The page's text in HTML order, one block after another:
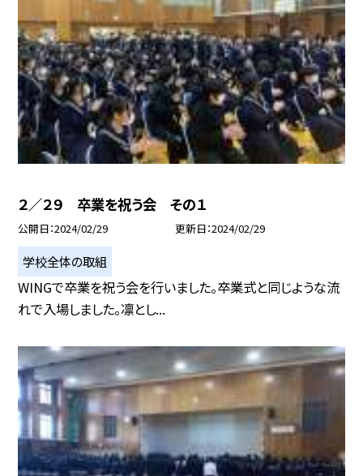
２／２９ 卒業を祝う会 その１
公開日 2024/02/29 更新日 2024/02/29
学校全体の取組
WINGで卒業を祝う会を行いました。卒業式と同じような流
れで入場しました。凛とし...